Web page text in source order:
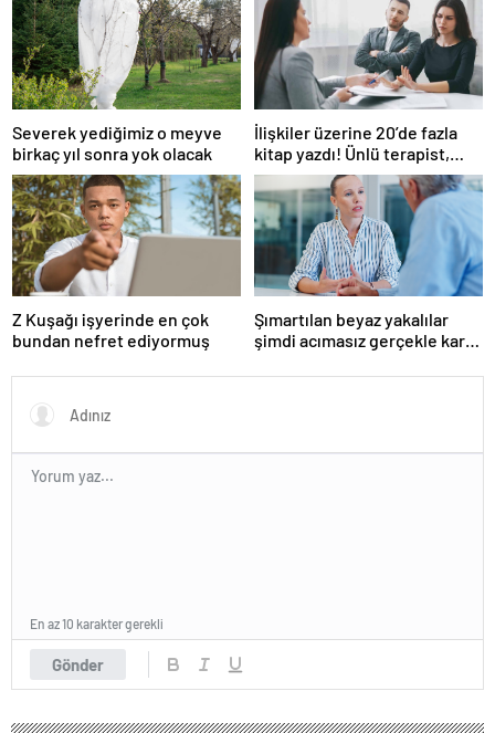
Severek yediğimiz o meyve
birkaç yıl sonra yok olacak
İlişkiler üzerine 20’de fazla
kitap yazdı! Ünlü terapist,
boşanmaların gerçek
suçlularını açıklıyor
Z Kuşağı işyerinde en çok
bundan nefret ediyormuş
Şımartılan beyaz yakalılar
şimdi acımasız gerçekle karşı
Gönder
En az 10 karakter gerekli